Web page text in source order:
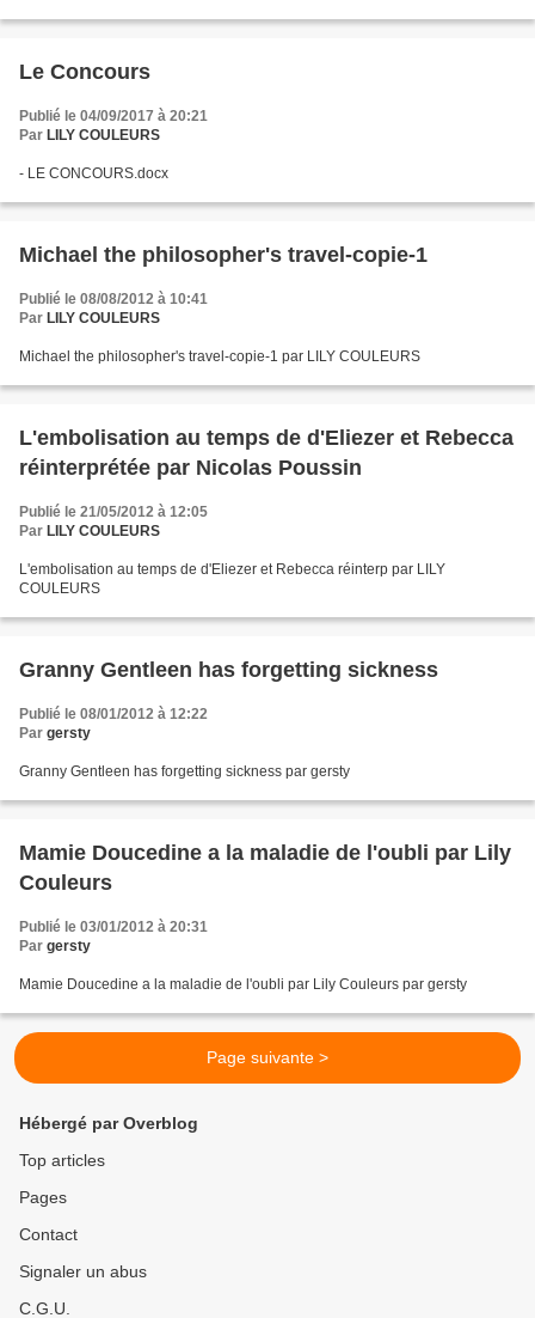
Le Concours
Publié le 04/09/2017 à 20:21
Par LILY COULEURS
- LE CONCOURS.docx
Michael the philosopher's travel-copie-1
Publié le 08/08/2012 à 10:41
Par LILY COULEURS
Michael the philosopher's travel-copie-1 par LILY COULEURS
L'embolisation au temps de d'Eliezer et Rebecca
réinterprétée par Nicolas Poussin
Publié le 21/05/2012 à 12:05
Par LILY COULEURS
L'embolisation au temps de d'Eliezer et Rebecca réinterp par LILY
COULEURS
Granny Gentleen has forgetting sickness
Publié le 08/01/2012 à 12:22
Par gersty
Granny Gentleen has forgetting sickness par gersty
Mamie Doucedine a la maladie de l'oubli par Lily
Couleurs
Publié le 03/01/2012 à 20:31
Par gersty
Mamie Doucedine a la maladie de l'oubli par Lily Couleurs par gersty
Page suivante >
Hébergé par Overblog
Top articles
Pages
Contact
Signaler un abus
C.G.U.